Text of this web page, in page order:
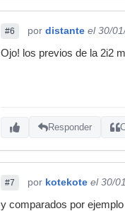
#6 por distante el 30/
Ojo! los previos de la 2i2
Responder
#7 por kotekote el 30/
y comparados por